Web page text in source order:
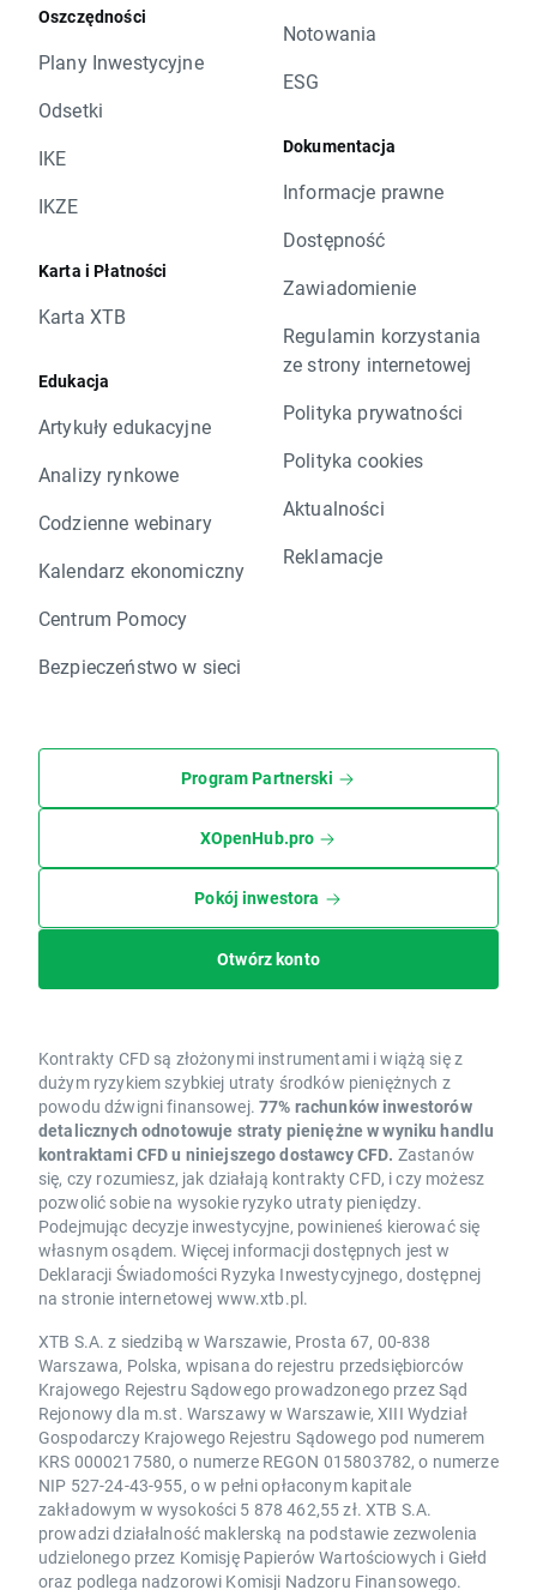
Oszczędności
Plany Inwestycyjne
Odsetki
IKE
IKZE
Karta i Płatności
Karta XTB
Edukacja
Artykuły edukacyjne
Analizy rynkowe
Codzienne webinary
Kalendarz ekonomiczny
Centrum Pomocy
Bezpieczeństwo w sieci
Notowania
ESG
Dokumentacja
Informacje prawne
Dostępność
Zawiadomienie
Regulamin korzystania
ze strony internetowej
Polityka prywatności
Polityka cookies
Aktualności
Reklamacje
Program Partnerski
XOpenHub.pro
Pokój inwestora
Otwórz konto
Kontrakty CFD są złożonymi instrumentami i wiążą się z
dużym ryzykiem szybkiej utraty środków pieniężnych z
powodu dźwigni finansowej. 77% rachunków inwestorów
detalicznych odnotowuje straty pieniężne w wyniku handlu
kontraktami CFD u niniejszego dostawcy CFD. Zastanów
się, czy rozumiesz, jak działają kontrakty CFD, i czy możesz
pozwolić sobie na wysokie ryzyko utraty pieniędzy.
Podejmując decyzje inwestycyjne, powinieneś kierować się
własnym osądem. Więcej informacji dostępnych jest w
Deklaracji Świadomości Ryzyka Inwestycyjnego, dostępnej
na stronie internetowej www.xtb.pl.
XTB S.A. z siedzibą w Warszawie, Prosta 67, 00-838
Warszawa, Polska, wpisana do rejestru przedsiębiorców
Krajowego Rejestru Sądowego prowadzonego przez Sąd
Rejonowy dla m.st. Warszawy w Warszawie, XIII Wydział
Gospodarczy Krajowego Rejestru Sądowego pod numerem
KRS 0000217580, o numerze REGON 015803782, o numerze
NIP 527-24-43-955, o w pełni opłaconym kapitale
zakładowym w wysokości 5 878 462,55 zł. XTB S.A.
prowadzi działalność maklerską na podstawie zezwolenia
udzielonego przez Komisję Papierów Wartościowych i Giełd
oraz podlega nadzorowi Komisji Nadzoru Finansowego.